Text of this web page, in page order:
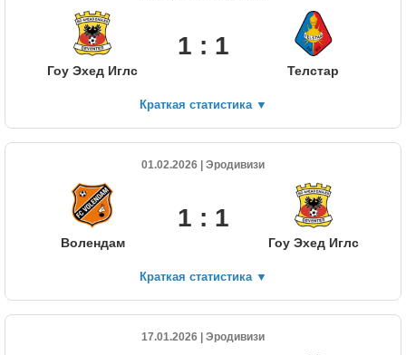
Гоу Эхед Иглс
1 : 1
Телстар
Краткая статистика ▼
01.02.2026 | Эродивизи
Волендам
1 : 1
Гоу Эхед Иглс
Краткая статистика ▼
17.01.2026 | Эродивизи